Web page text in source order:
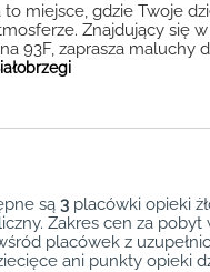
miejsce, gdzie Twoje
Znajdujący się
93F, zaprasza maluchy
rozwój.
podejściu
talentów i […]
są 3 placówki opieki
Zakres cen za pobyt
placówek z
ani punkty opieki